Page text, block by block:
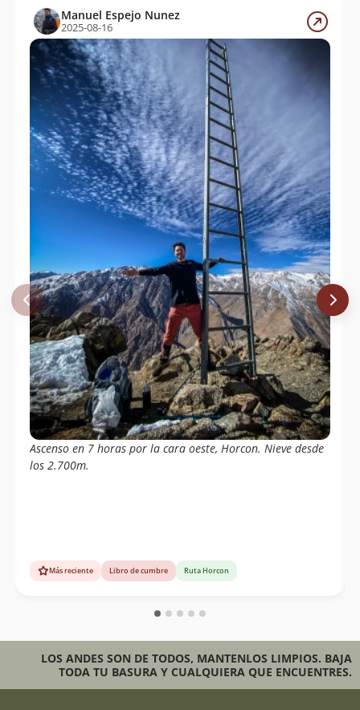
Manuel Espejo Nunez
2025-08-16
Ascenso en 7 horas por la cara oeste, Horcon. Nieve desde
los 2.700m.
Más reciente Libro de cumbre Ruta Horcon
LOS ANDES SON DE TODOS, MANTENLOS LIMPIOS. BAJA
TODA TU BASURA Y CUALQUIERA QUE ENCUENTRES.